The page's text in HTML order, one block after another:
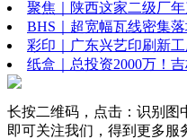
聚焦｜陕西这家二级厂
BHS｜超宽幅瓦线密集
彩印｜广东兴艺印刷新
纸盒｜总投资2000万！
长按二维码，点击：识别图
即可关注我们，得到更多服